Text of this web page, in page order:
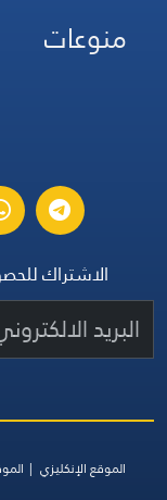
منوعات
الاشتراك
الموقع الإنكليزي